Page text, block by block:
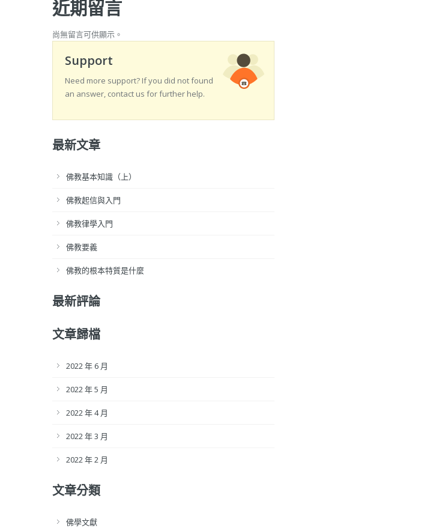
近期留言
尚無留言可供顯示。
Support
Need more support? If you did not found
an answer, contact us for further help.
最新文章
佛教基本知識（上）
佛教起信與入門
佛教律學入門
佛教要義
佛教的根本特質是什麼
最新評論
文章歸檔
2022 年 6 月
2022 年 5 月
2022 年 4 月
2022 年 3 月
2022 年 2 月
文章分類
佛學文獻